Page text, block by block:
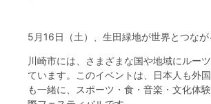
5月16日（土）、生田緑地が世界とつなが
川崎市には、さまざまな国や地域にルー
ています。このイベントは、日本人も外
も一緒に、スポーツ・食・音楽・文化体